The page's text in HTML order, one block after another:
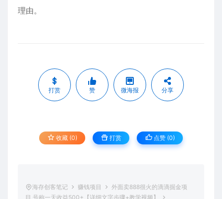
理由。
打赏 赞 微海报 分享
收藏 (0) 打赏 点赞 (0)
海存创客笔记 赚钱项目
外面卖888很火的滴滴掘金项
目 号称一天收益500+【详细文字步骤+教学视频】